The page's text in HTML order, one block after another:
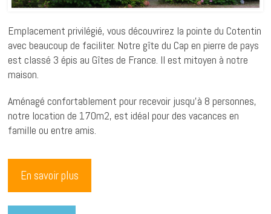
Emplacement privilégié, vous découvrirez la pointe du Cotentin
avec beaucoup de faciliter. Notre gîte du Cap en pierre de pays
est classé 3 épis au Gîtes de France. Il est mitoyen à notre
maison.
Aménagé confortablement pour recevoir jusqu’à 8 personnes,
notre location de 170m2, est idéal pour des vacances en
famille ou entre amis.
En savoir plus